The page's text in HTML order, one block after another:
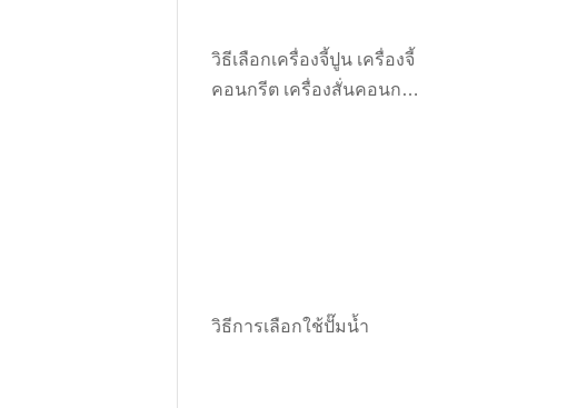
วิธีเลือกเครื่องจี้ปูน เครื่องจี้
คอนกรีต เครื่องสั่นคอนกรีต
วิธีการเลือกใช้ปั๊มน้ำ